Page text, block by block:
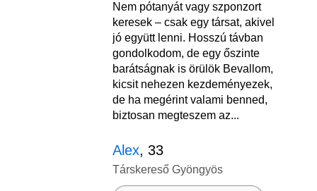
Nem pótanyát vagy szponzort
keresek – csak egy társat, akivel
jó együtt lenni. Hosszú távban
gondolkodom, de egy őszinte
barátságnak is örülök Bevallom,
kicsit nehezen kezdeményezek,
de ha megérint valami benned,
biztosan megteszem az...
Alex, 33
Társkereső Gyöngyös